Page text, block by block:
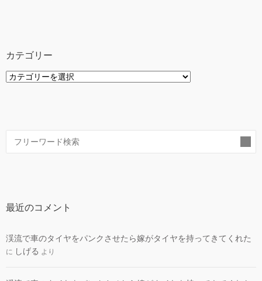
カテゴリー
カ
最近のコメント
渓流で車のタイヤをパンクさせたら嫁がタイヤを持ってきてくれた
に しげる より